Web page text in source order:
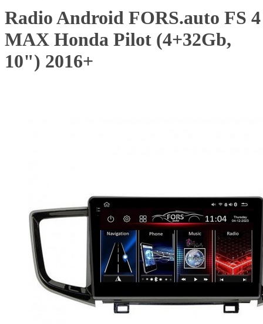
Radio Android FORS.auto FS 4
MAX Honda Pilot (4+32Gb,
10") 2016+